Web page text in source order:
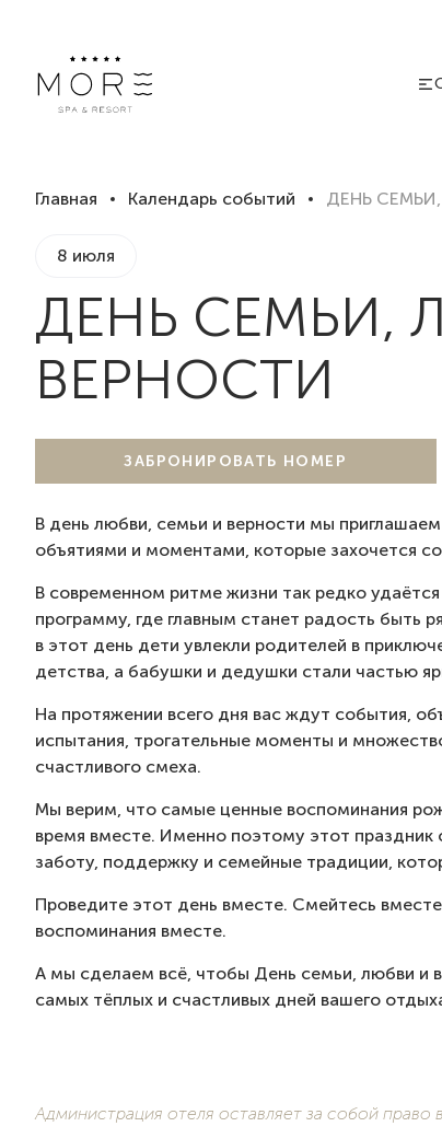
Главная Календарь событий ДЕНЬ
8 июля
ДЕНЬ СЕМЬИ,
ВЕРНОСТИ
ЗАБРОНИРОВАТЬ НОМЕР
В день любви, семьи и верности мы
объятиями и моментами, которые захочется
В современном ритме жизни так редко
программу, где главным станет радость
в этот день дети увлекли родителей в
детства, а бабушки и дедушки стали частью
На протяжении всего дня вас ждут события,
испытания, трогательные моменты и
счастливого смеха.
Мы верим, что самые ценные воспоминания
время вместе. Именно поэтому этот
заботу, поддержку и семейные традиции,
Проведите этот день вместе. Смейтесь
воспоминания вместе.
А мы сделаем всё, чтобы День семьи, любви и
самых тёплых и счастливых дней вашего
Администрация отеля оставляет за собой